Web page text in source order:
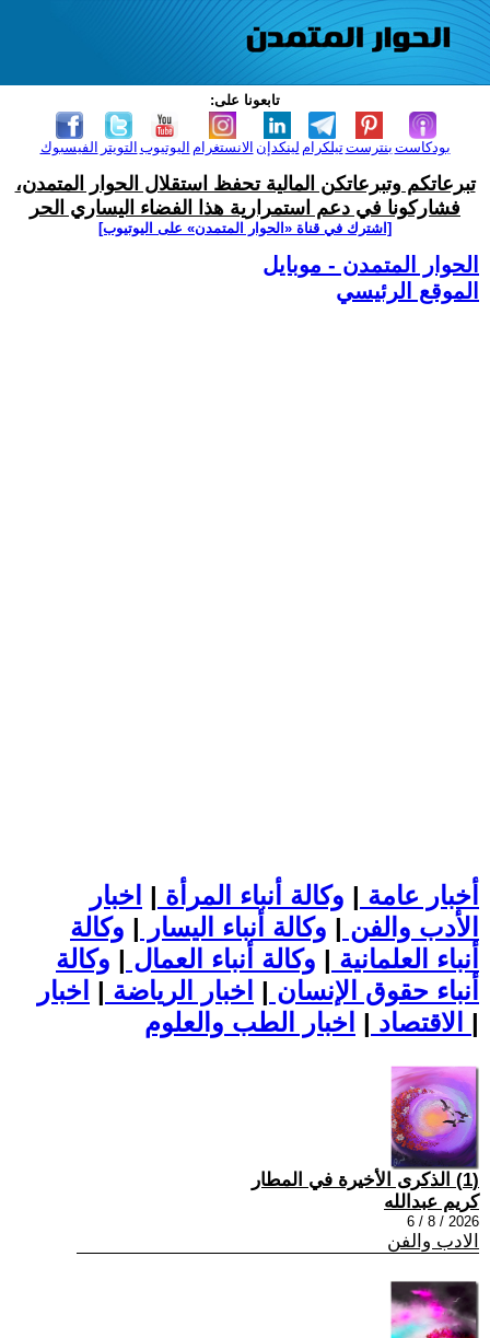
تابعونا على:
الفيسبوك التويتر اليوتيوب الانستغرام لينكدإن تيلكرامبنترست بودكاست
تبرعاتكم وتبرعاتكن المالية تحفظ استقلال الحوار المتمدن،
فشاركونا في دعم استمرارية هذا الفضاء اليساري الحر
[اشترك في قناة ‫«الحوار المتمدن» على اليوتيوب]
الحوار المتمدن - موبايل
الموقع الرئيسي
أخبار عامة | وكالة أنباء المرأة | اخبار
الأدب والفن | وكالة أنباء اليسار | وكالة
أنباء العلمانية | وكالة أنباء العمال | وكالة
أنباء حقوق الإنسان | اخبار الرياضة | اخبار
الاقتصاد | |
(1) الذكرى الأخيرة في المطار
كريم عبدالله
2026 / 8 / 6
الادب والفن